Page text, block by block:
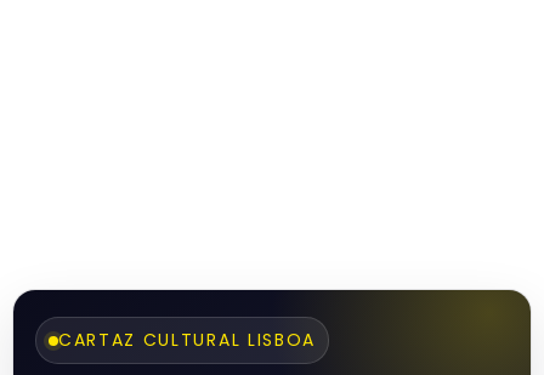
CARTAZ CULTURAL LISBOA